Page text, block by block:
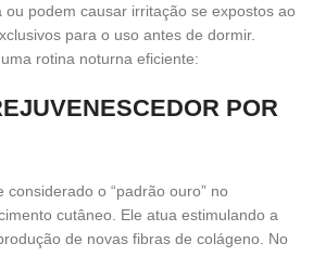
podem causar irritação se expostos ao
para o uso antes de dormir.
rotina noturna eficiente:
POR
o “padrão ouro” no
cutâneo. Ele atua estimulando a
de novas fibras de colágeno. No